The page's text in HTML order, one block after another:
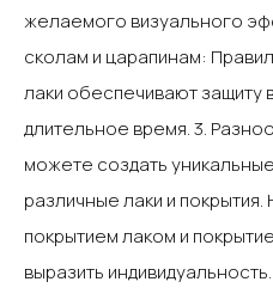
желаемого визуального
сколам и царапинам:
лаки обеспечивают защиту
длительное время.‍ 3.
можете создать
различные лаки и
покрытием лаком и
выразить индивидуальность.‍